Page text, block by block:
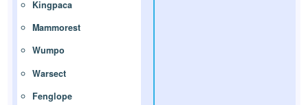
Kingpaca
Mammorest
Wumpo
Warsect
Fenglope